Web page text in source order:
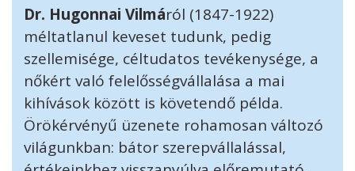
Dr. Hugonnai Vilmáról (1847-1922)
méltatlanul keveset tudunk, pedig
szellemisége, céltudatos tevékenysége, a
nőkért való felelősségvállalása a mai
kihívások között is követendő példa.
Örökérvényű üzenete rohamosan változó
világunkban: bátor szerepvállalással,